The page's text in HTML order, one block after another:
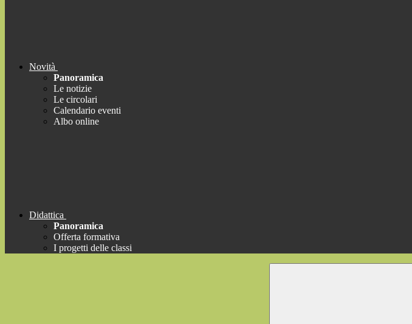
Novità
Panoramica
Le notizie
Le circolari
Calendario eventi
Albo online
Didattica
Panoramica
Offerta formativa
I progetti delle classi